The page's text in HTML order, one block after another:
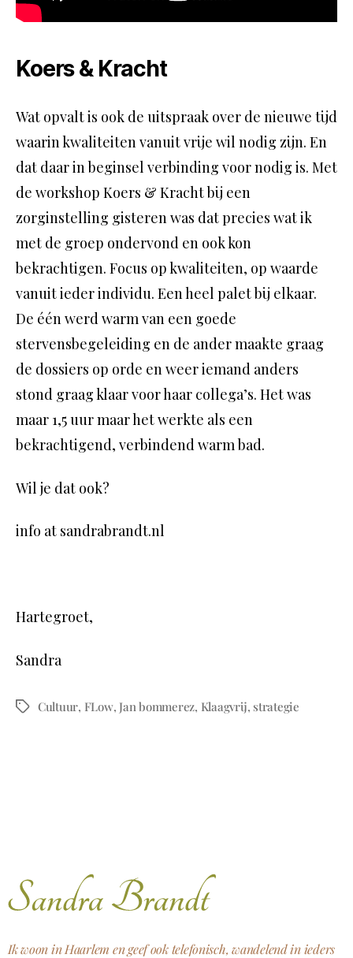
Koers & Kracht
Wat opvalt is ook de uitspraak over de nieuwe tijd
waarin kwaliteiten vanuit vrije wil nodig zijn. En
dat daar in beginsel verbinding voor nodig is. Met
de workshop Koers & Kracht bij een
zorginstelling gisteren was dat precies wat ik
met de groep ondervond en ook kon
bekrachtigen. Focus op kwaliteiten, op waarde
vanuit ieder individu. Een heel palet bij elkaar.
De één werd warm van een goede
stervensbegeleiding en de ander maakte graag
de dossiers op orde en weer iemand anders
stond graag klaar voor haar collega’s. Het was
maar 1,5 uur maar het werkte als een
bekrachtigend, verbindend warm bad.
Wil je dat ook?
info at sandrabrandt.nl
Hartegroet,
Sandra
Cultuur, FLow,Jan bommerez, Klaagvrij,strategie
Ik woon in Haarlem en geef ook telefonisch, wandelend in ieders